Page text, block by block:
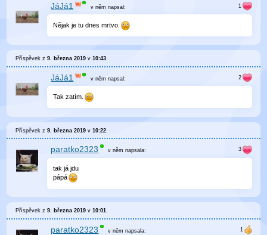
JáJá1 v něm napsal:
Nějak je tu dnes mrtvo.
Příspěvek z9. března 2019 v10:43.
JáJá1 v něm napsal:
Tak zatím.
Příspěvek z9. března 2019 v10:22
paratko2323 v němnapsala:
tak já jdu
pápá
Příspěvek z9. března 2019 v10:01.
paratko2323 v němnapsala: